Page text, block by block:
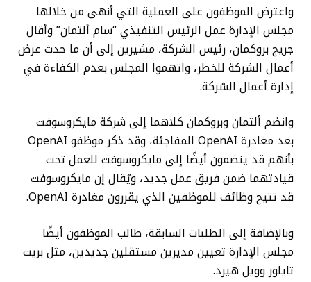
واعترض الموظفون على العملية التي أنهى من خلالها
مجلس الإدارة عمل الرئيس التنفيذي “سام ألتمان” وأقال
جريج بروكمان، رئيس الشركة، مشيرين إلى أن ما حدث عرض
أعمال الشركة للخطر، واتهموا المجلس بعدم الكفاءة في
إدارة أعمال الشركة.
وانضم ألتمان وبروكمان كلاهما إلى شركة مايكروسوفت
بعد مغادرة OpenAI المفاجئة، وقد ذكر موظفو OpenAI
بأنهم قد ينضمون أيضًا إلى مايكروسوفت للعمل تحت
قيادتهما ضمن فريق عمل جديد، ويُقال إن مايكروسوفت
قد تتيح وظائف للموظفين الذي يقررون مغادرة OpenAI.
وبالإضافة إلى الطلبات السابقة، طالب الموظفون أيضًا
مجلس الإدارة تعيين مديرين مستقلين جديدين، مثل بريت
تايلور وويل هيرد.